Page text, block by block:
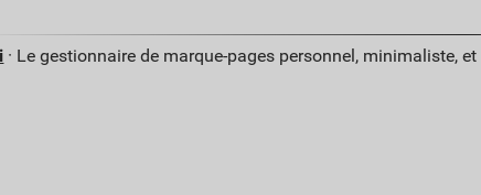
· Le gestionnaire de marque-pages personnel, minimaliste,